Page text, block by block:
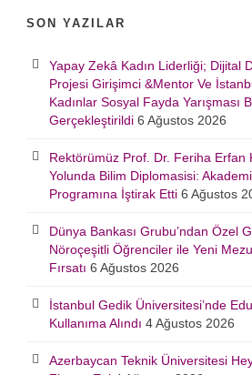
SON YAZILAR
Yapay Zekâ Kadın Liderliği; Dijital
Projesi Girişimci &Mentor Ve
Kadınlar Sosyal Fayda Yarışması
Gerçekleştirildi 6 Ağustos 2026
Rektörümüz Prof. Dr. Feriha Erfan
Yolunda Bilim Diplomasisi:
Programına İştirak Etti 6 Ağustos
Dünya Bankası Grubu’ndan Özel
Nöroçeşitli Öğrenciler ile Yeni
Fırsatı 6 Ağustos 2026
İstanbul Gedik Üniversitesi’nde
Kullanıma Alındı 4 Ağustos 2026
Azerbaycan Teknik Üniversitesi